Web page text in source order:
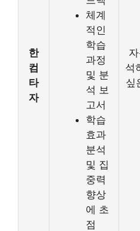
한
컴
타
자
체계
적인
학습
과정
및 분
석 보
고서
학습
효과
분석
및 집
중력
향상
에 초
점
석
싶